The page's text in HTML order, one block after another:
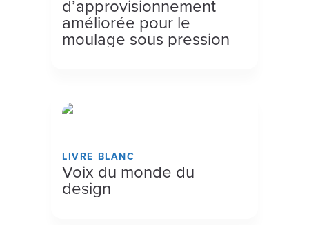
d’approvisionnement
améliorée pour le
moulage sous pression
LIVRE BLANC
Voix du monde du
design